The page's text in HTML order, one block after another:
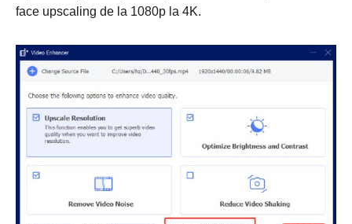
Pasul 1.
face upscaling de la 1080p la 4K.